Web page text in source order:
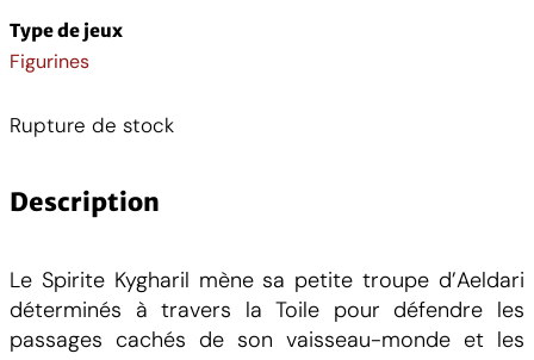
Type de jeux
Figurines
Rupture de stock
Description
Le Spirite Kygharil mène sa petite troupe d’Aeldari
déterminés à travers la Toile pour défendre les
passages cachés de son vaisseau-monde et les